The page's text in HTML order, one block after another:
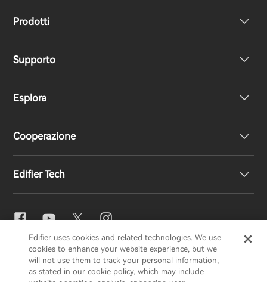
Prodotti
Cuffie
Altoparlanti
Supporto
Supporto prodotto
Dichiarazione di conformità UE
Esplora
La nostra storia
Cooperazione
Diventa distributore
Edifier Tech
Impostazioni EQ
Snapdragon Sound™
EDIFIERAIRPULSESTAXHECATE
Edifier uses cookies and related technologies. We use
cookies to enhance your website experience, but we
will not use them to track your personal information,
as stated in our cookie policy, which may include